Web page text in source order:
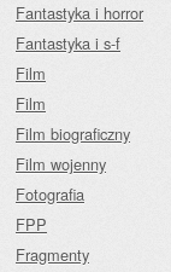
Fantastyka i horror
Fantastyka i s-f
Film
Film
Film biograficzny
Film wojenny
Fotografia
FPP
Fragmenty